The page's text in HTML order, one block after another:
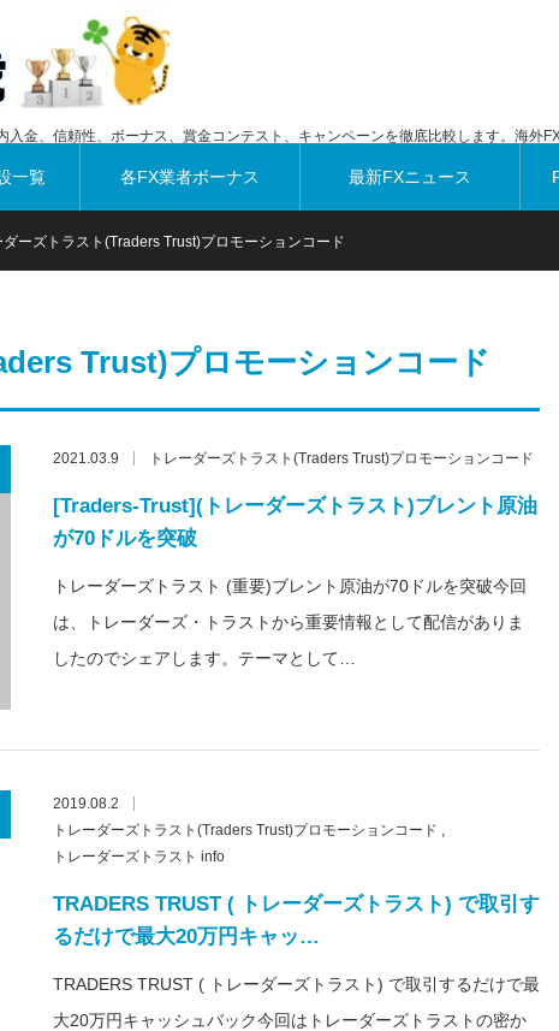
金、信頼性、ボーナス、賞金コンテスト、キャンペーンを徹底比較します。海外
一覧 各FX業者ボーナス 最新FXニュース
ダーズトラスト(Traders Trust)プロモーションコード
Trust)プロモーションコード
2021.03.9 トレーダーズトラスト(Traders Trust)プロモーションコード
[Traders-Trust](トレーダーズトラスト)ブレント原油
が70ドルを突破
トレーダーズトラスト (重要)ブレント原油が70ドルを突破今回
は、トレーダーズ・トラストから重要情報として配信がありま
したのでシェアします。テーマとして…
2019.08.2
トレーダーズトラスト(Traders Trust)プロモーションコード
トレーダーズトラスト info
TRADERS TRUST ( トレーダーズトラスト) で取引す
るだけで最大20万円キャッ…
TRADERS TRUST ( トレーダーズトラスト) で取引するだけで最
大20万円キャッシュバック今回はトレーダーズトラストの密か